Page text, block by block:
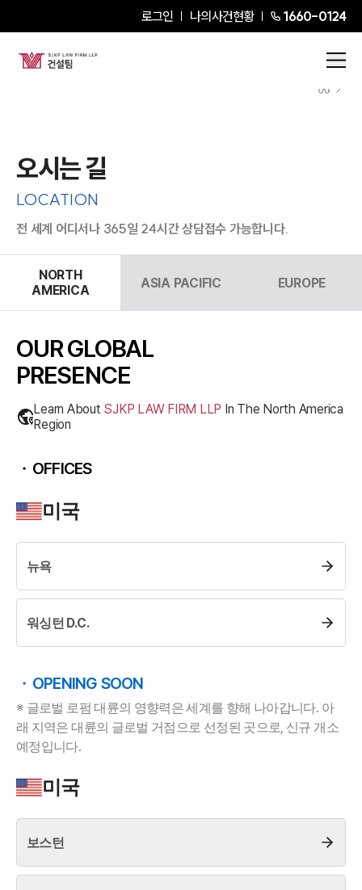
로그인 나의사건현황 1660-0124
팀소개
오시는 길
고객의 소리
통합검색
AI대륜
사례분석/최신동향
고객후기
오시는 길
LOCATION
전 세계 어디서나 365일 24시간 상담접수 가능합니다.
NORTH
AMERICA
ASIA PACIFIC EUROPE
OUR GLOBAL
PRESENCE
Learn About SJKP LAW FIRM LLP In The North America
Region
OFFICES
미국
뉴욕
워싱턴 D.C.
OPENING SOON
※ 글로벌 로펌 대륜의 영향력은 세계를 향해 나아갑니다. 아
래 지역은 대륜의 글로벌 거점으로 선정된 곳으로, 신규 개소
예정입니다.
미국
보스턴